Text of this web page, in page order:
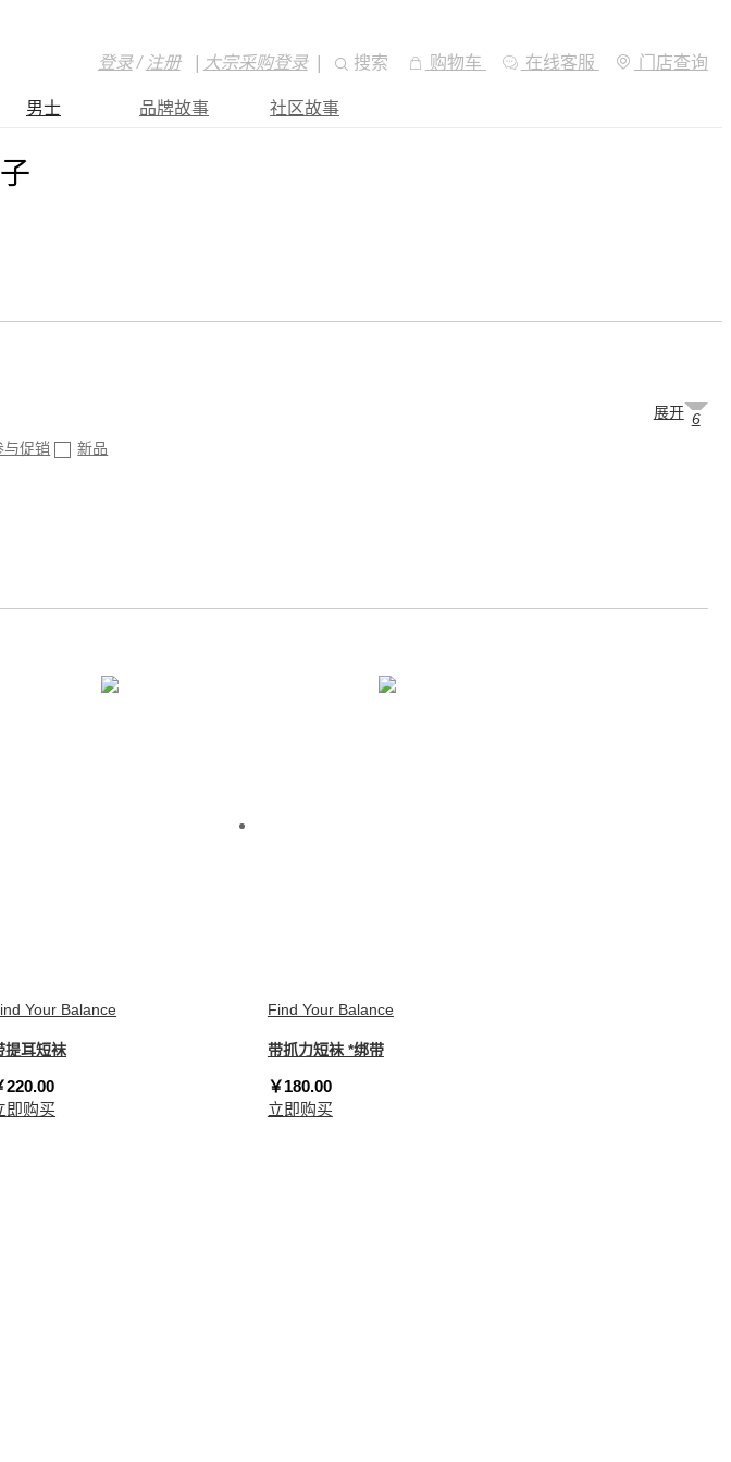
登录/ 注册 大宗采购登录| 搜索 购物车 在线客服 门店查询
男士 品牌故事 社区故事
展开 6
与促销 新品
Your Balance
提耳短袜
220.00
即购买
Find Your Balance
带抓力短袜 *绑带
￥180.00
立即购买